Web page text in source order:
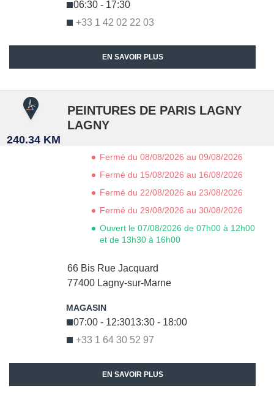
+33 1 42 02 22 03
06:30 - 17:30
EN SAVOIR PLUS
240.34 KM
PEINTURES DE PARIS LAGNY
LAGNY
66 Bis Rue Jacquard
77400 Lagny-sur-Marne
+33 1 64 30 52 97
07:00 - 12:3013:30 - 18:00
Fermé du 08/08/2026 au 09/08/2026
Fermé du 15/08/2026 au 16/08/2026
Fermé du 22/08/2026 au 23/08/2026
Fermé du 29/08/2026 au 30/08/2026
Ouvert le 07/08/2026 de 07h00 à 12h00
et de 13h30 à 16h00
EN SAVOIR PLUS